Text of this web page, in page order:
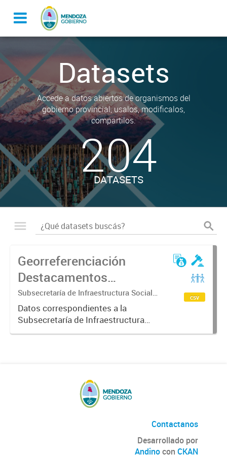
Datasets
Accede a datos abiertos de organismos del
gobierno provincial, usalos, modificalos,
compartilos.
204
DATASETS
Georreferenciación
Destacamentos
policiales de Mendoza
Subsecretaría de Infraestructura Social
Básica
Datos correspondientes a la
Subsecretaría de Infraestructura
Social Básica sobre la ubicación
Destacamentos Policiales...
csv
Contactanos
Desarrollado por
Andinocon CKAN